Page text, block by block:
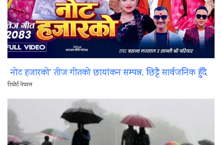
नोट हजारको’ तीज गीतको छायांकन सम्पन्न, छिट्टै सार्वजनिक हुँदै
रिपोर्ट नेपाल